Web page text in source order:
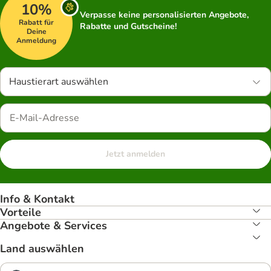
10%
Rabatt für
Deine
Anmeldung
Verpasse keine personalisierten Angebote,
Rabatte und Gutscheine!
Haustierart auswählen
Jetzt anmelden
Info & Kontakt
Vorteile
Angebote & Services
Land auswählen